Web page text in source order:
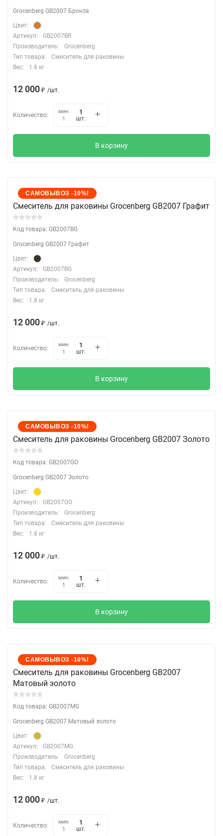
Grocenberg GB2007 Бронза
Цвет:
Артикул:
GB2007BR
Производитель:
Grocenberg
Тип товара:
Смеситель для раковины
Вес:
1.8 кг
12 000 ₽ /шт.
Количество:
мин.
1
шт.
В корзину
САМОВЫВОЗ -10%!
Cмеситель для раковины Grocenberg GB2007 Графит
Код товара: GB2007BG
Grocenberg GB2007 Графит
Цвет:
Артикул:
GB2007BG
Производитель:
Grocenberg
Тип товара:
Смеситель для раковины
Вес:
1.8 кг
12 000 ₽ /шт.
Количество:
мин.
1
шт.
В корзину
САМОВЫВОЗ -10%!
Cмеситель для раковины Grocenberg GB2007 Золото
Код товара: GB2007GO
Grocenberg GB2007 Золото
Цвет:
Артикул:
GB2007GO
Производитель:
Grocenberg
Тип товара:
Смеситель для раковины
Вес:
1.8 кг
12 000 ₽ /шт.
Количество:
мин.
1
шт.
В корзину
САМОВЫВОЗ -10%!
Cмеситель для раковины Grocenberg GB2007
Матовый золото
Код товара: GB2007MG
Grocenberg GB2007 Матовый золото
Цвет:
Артикул:
GB2007MG
Производитель:
Grocenberg
Тип товара:
Смеситель для раковины
Вес:
1.8 кг
12 000 ₽ /шт.
Количество:
мин.
1
шт.